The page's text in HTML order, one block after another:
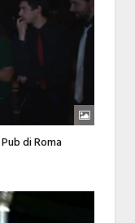
di Roma